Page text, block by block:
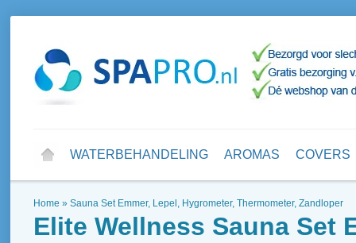
WATERBEHANDELING AROMAS COVERS
Home » Sauna Set Emmer, Lepel, Hygrometer, Thermometer, Zandloper
Elite Wellness Sauna Set